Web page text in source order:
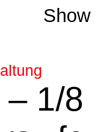
Show
1/8